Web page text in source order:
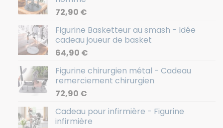
72,90 €
Figurine Basketteur au smash - Idée
cadeau joueur de basket
64,90 €
Figurine chirurgien métal - Cadeau
remerciement chirurgien
72,90 €
Cadeau pour infirmière - Figurine
infirmière